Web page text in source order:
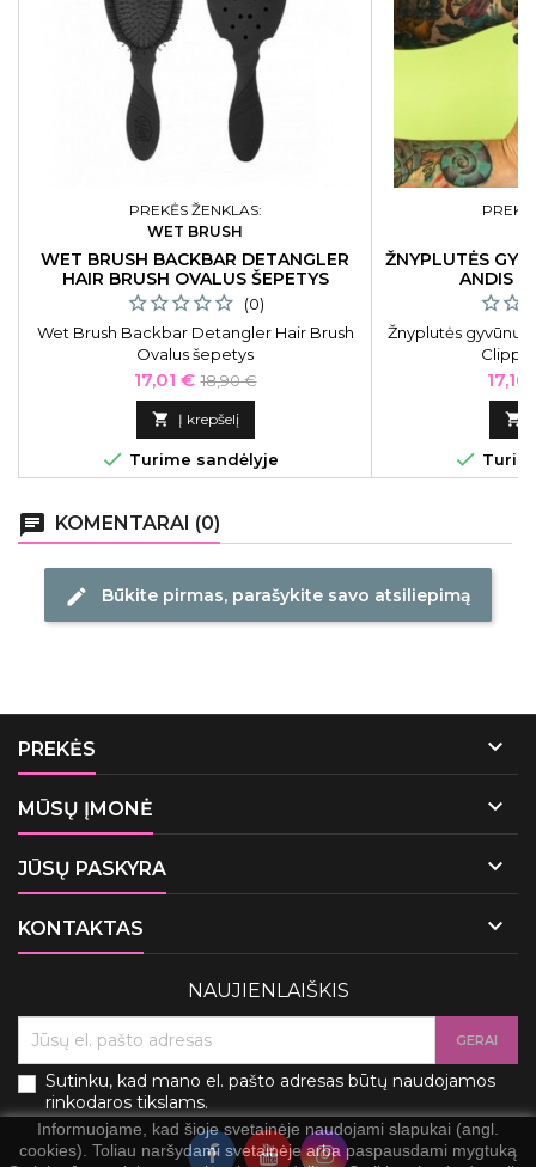
PREKĖS ŽENKLAS:
WET BRUSH
WET BRUSH BACKBAR DETANGLER
HAIR BRUSH OVALUS ŠEPETYS
JUODAS
(0)
Wet Brush Backbar Detangler Hair Brush
Ovalus šepetys
Kaina
17,01 € Bazinė
kaina
18,90 €
 Į krepšelį
 Turime sandėlyje
ŽNYPLUTĖS
ANDIS
Žnyplutės gyvūnų
Kaina


chat KOMENTARAI (0)
edit Būkite pirmas, parašykite savo atsiliepimą
PREKĖS 
MŪSŲ ĮMONĖ 
JŪSŲ PASKYRA 
KONTAKTAS 
Informuojame, kad šioje svetainėje naudojami slapukai (angl.
cookies). Toliau naršydami svetainėje arba paspausdami mygtuką
NAUJIENLAIŠKIS
Sutinku, kad mano el. pašto adresas būtų naudojamos
rinkodaros tikslams.